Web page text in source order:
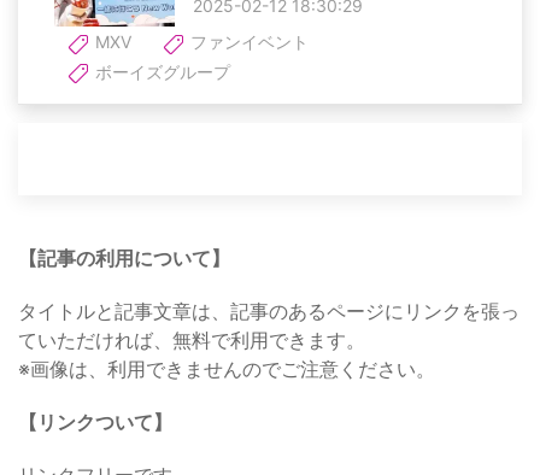
2025-02-12 18:30:29
MXV
ファンイベント
ボーイズグループ
【記事の利用について】
タイトルと記事文章は、記事のあるページにリンクを張っ
ていただければ、無料で利用できます。
※画像は、利用できませんのでご注意ください。
【リンクついて】